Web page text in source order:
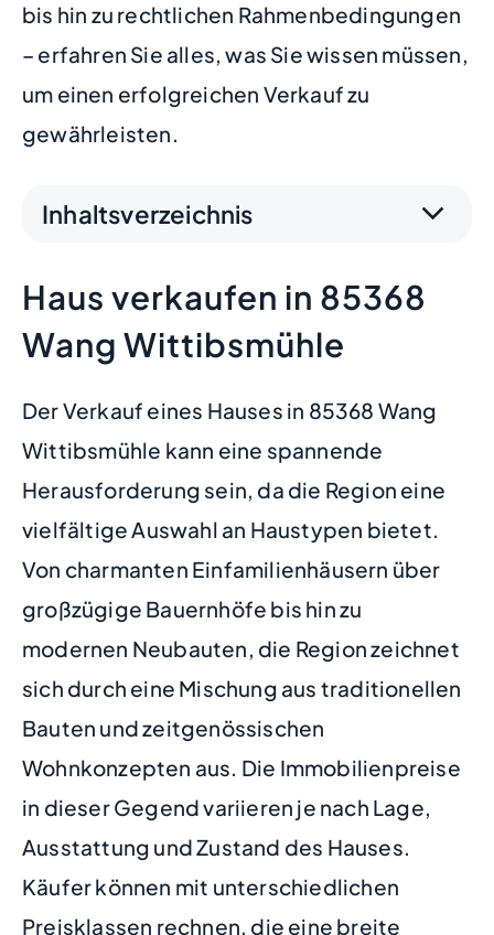
bis hin zu rechtlichen Rahmenbedingungen
– erfahren Sie alles, was Sie wissen müssen,
um einen erfolgreichen Verkauf zu
gewährleisten.
Inhaltsverzeichnis
Haus verkaufen in 85368
Wang Wittibsmühle
Der Verkauf eines Hauses in 85368 Wang
Wittibsmühle kann eine spannende
Herausforderung sein, da die Region eine
vielfältige Auswahl an Haustypen bietet.
Von charmanten Einfamilienhäusern über
großzügige Bauernhöfe bis hin zu
modernen Neubauten, die Region zeichnet
sich durch eine Mischung aus traditionellen
Bauten und zeitgenössischen
Wohnkonzepten aus. Die Immobilienpreise
in dieser Gegend variieren je nach Lage,
Ausstattung und Zustand des Hauses.
Käufer können mit unterschiedlichen
Preisklassen rechnen, die eine breite